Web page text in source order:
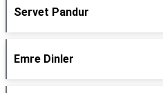
Servet Pandur
Emre Dinler